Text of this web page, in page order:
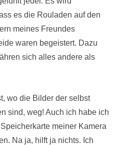
es die Rouladen auf den
meines Freundes
waren begeistert. Dazu
sich alles andere als
wo die Bilder der selbst
sind, weg! Auch ich habe ich
meiner Kamera
Na ja, hilft ja nichts. Ich